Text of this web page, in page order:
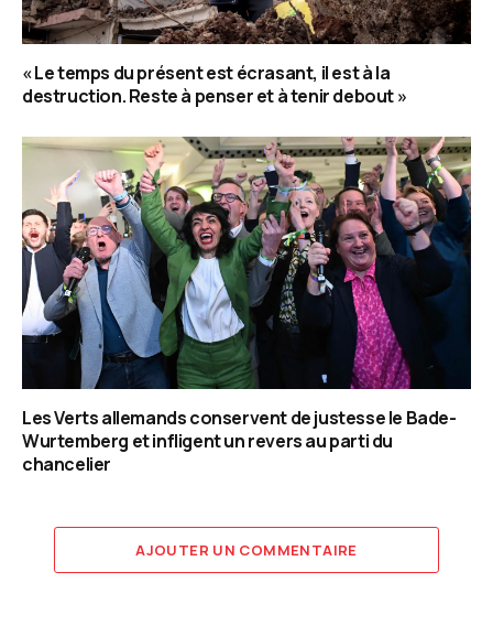
« Le temps du présent est écrasant, il est à la
destruction. Reste à penser et à tenir debout »
Les Verts allemands conservent de justesse le Bade-
Wurtemberg et infligent un revers au parti du
chancelier
AJOUTER UN COMMENTAIRE